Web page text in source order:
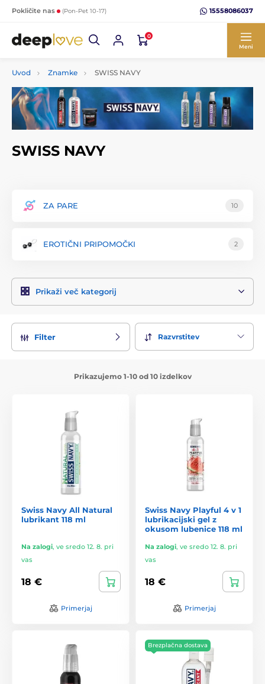
Pokličite nas (Pon-Pet 10-17) 15558086037
0
Meni
Uvod Znamke SWISS NAVY
SWISS NAVY
ZA PARE 10
EROTIČNI PRIPOMOČKI 2
Prikaži več kategorij
Filter Razvrstitev
Prikazujemo 1-10 od 10 izdelkov
Swiss Navy All Natural
lubrikant 118 ml
Na zalogi, ve sredo 12. 8. pri
vas
18 €
Primerjaj
Swiss Navy Playful 4 v 1
lubrikacijski gel z
okusom lubenice 118 ml
Na zalogi, ve sredo 12. 8. pri
vas
18 €
Primerjaj
Brezplačna dostava